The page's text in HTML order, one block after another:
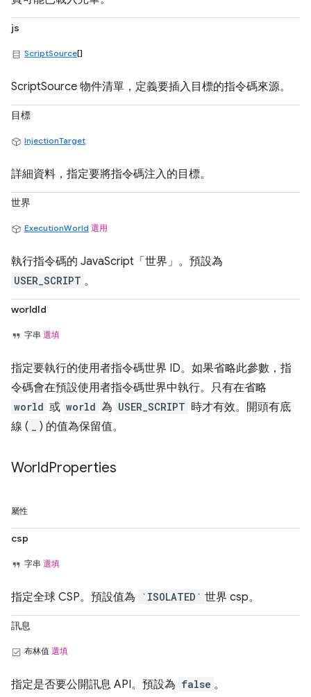
js
ScriptSource[]
ScriptSource 物件清單，定義要插入目標的指令碼來源。
目標
InjectionTarget
詳細資料，指定要將指令碼注入的目標。
世界
ExecutionWorld 選用
執行指令碼的 JavaScript「世界」。預設為
USER_SCRIPT 。
worldId
字串 選填
指定要執行的使用者指令碼世界 ID。如果省略此參數，指
令碼會在預設使用者指令碼世界中執行。只有在省略
world 或 world 為 USER_SCRIPT 時才有效。開頭有底
線 (
) 的值為保留值。
WorldProperties
屬性
csp
字串 選填
指定全球 CSP。預設值為 `ISOLATED` 世界 csp。
訊息
布林值 選填
指定是否要公開訊息 API。預設為 false 。